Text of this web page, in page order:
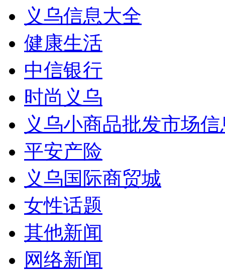
义乌信息大全
健康生活
中信银行
时尚义乌
义乌小商品批发市场
平安产险
义乌国际商贸城
女性话题
其他新闻
网络新闻